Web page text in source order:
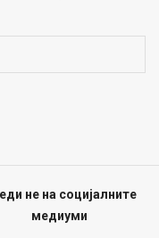
не на социјалните
медиуми